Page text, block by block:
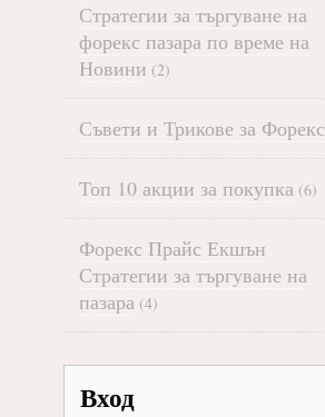
Стратегии за търгуване на
форекс пазара по време на
Новини (2)
Съвети и Трикове за Форекс
Топ 10 акции за покупка (6)
Форекс Прайс Екшън
Стратегии за търгуване на
пазара (4)
Вход